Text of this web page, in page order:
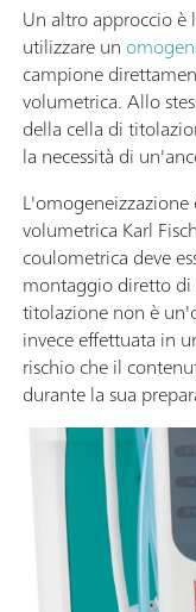
Un altro approccio è
utilizzare un
campione
volumetrica. Allo
della cella di
la necessità di
volumetrica Karl
coulometrica deve
montaggio diretto
titolazione non è
invece effettuata in
rischio che il
durante la sua